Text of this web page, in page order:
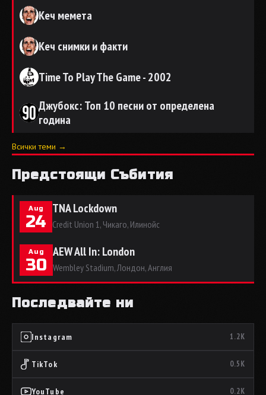
Кеч мемета
Кеч снимки и факти
Time To Play The Game - 2002
Джубокс: Топ 10 песни от определена
година
Всички теми →
Предстоящи Събития
Aug
24
TNA Lockdown
Credit Union 1, Чикаго, Илинойс
Aug
30
AEW All In: London
Wembley Stadium, Лондон, Англия
Последвайте ни
Instagram 1.2K
TikTok 0.5K
YouTube 0.2K